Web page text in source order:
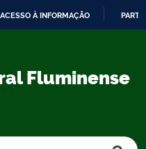
ACESSO À INFORMAÇÃO
Fluminense